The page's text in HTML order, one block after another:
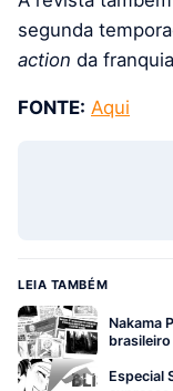
segunda
action da
FONTE: Aqui
LEIA TAMBÉM
Nakama
Especial